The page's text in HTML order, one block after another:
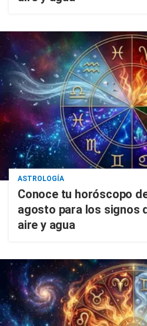
ASTROLOGÍA
Conoce tu horóscopo
agosto para los signos
aire y agua